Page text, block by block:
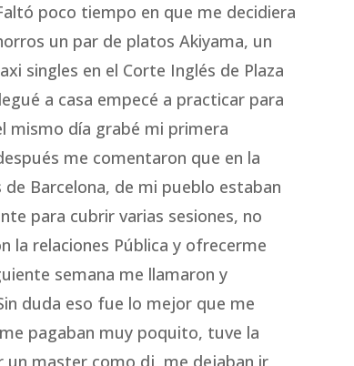
poco tiempo en que me decidiera
un par de platos Akiyama, un
singles en el Corte Inglés de Plaza
a casa empecé a practicar para
mismo día grabé mi primera
me comentaron que en la
de Barcelona, de mi pueblo estaban
para cubrir varias sesiones, no
la relaciones Pública y ofrecerme
semana me llamaron y
duda eso fue lo mejor que me
pagaban muy poquito, tuve la